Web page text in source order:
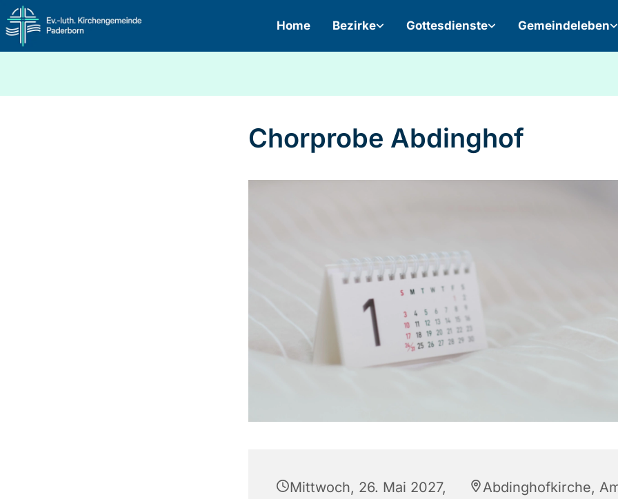
Home Bezirke Gottesdienste Gemeindeleben
Chorprobe Abdinghof
Mittwoch, 26. Mai 2027,
Abdinghofkirche,